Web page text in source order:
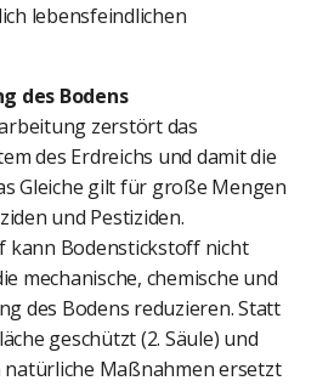
lebensfeindlichen
des Bodens
zerstört das
des Erdreichs und damit die
Gleiche gilt für große Mengen
und Pestiziden.
kann Bodenstickstoff nicht
mechanische, chemische und
des Bodens reduzieren. Statt
geschützt (2. Säule) und
Maßnahmen ersetzt